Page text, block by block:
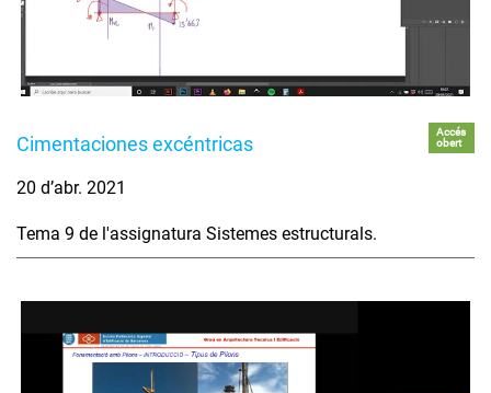
Cimentaciones excéntricas
Accés
obert
20 d’abr. 2021
Tema 9 de l'assignatura Sistemes estructurals.